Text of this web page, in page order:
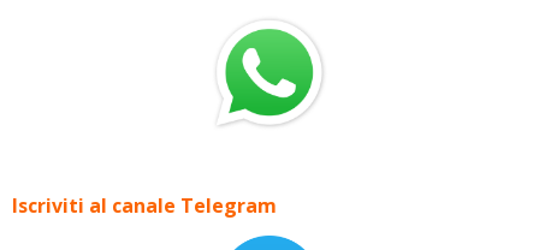
Iscriviti al canale Telegram